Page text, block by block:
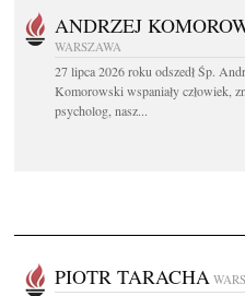
ANDRZEJ
WARSZAWA
27 lipca 2026 roku odszedł Śp.
Komorowski wspaniały człowiek,
psycholog, nasz...
PIOTR TARACHA